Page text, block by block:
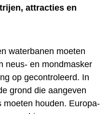
attracties en
waterbanen moeten
neus- en mondmasker
op gecontroleerd. In
grond die aangeven
moeten houden. Europa-